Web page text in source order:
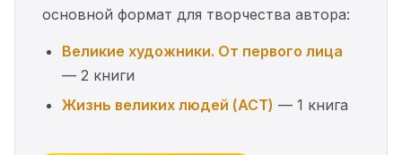
основной формат для творчества автора:
Великие художники. От первого лица
— 2 книги
Жизнь великих людей (АСТ) — 1 книга